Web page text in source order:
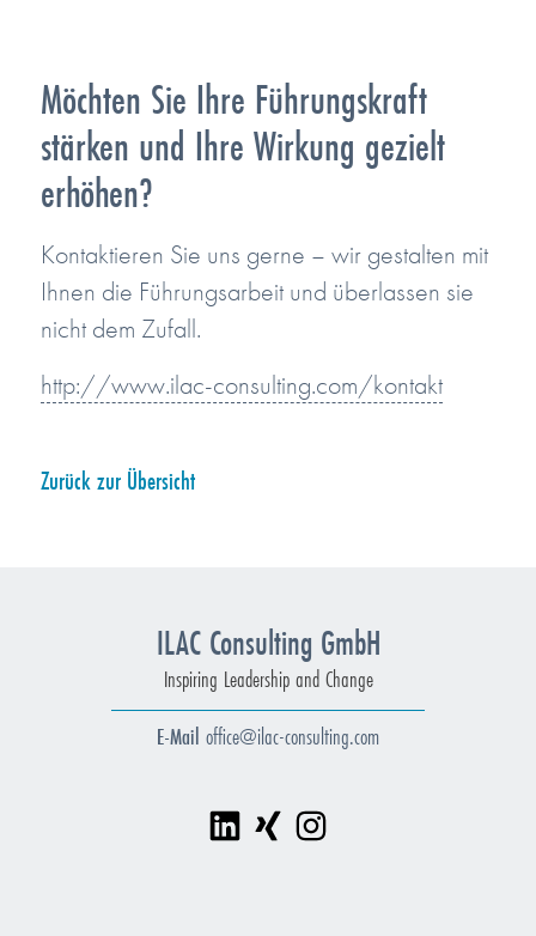
Möchten Sie Ihre Führungskraft
stärken und Ihre Wirkung gezielt
erhöhen?
Kontaktieren Sie uns gerne – wir gestalten mit
Ihnen die Führungsarbeit und überlassen sie
nicht dem Zufall.
http://www.ilac-consulting.com/kontakt
Zurück zur Übersicht
ILAC Consulting GmbH
Inspiring Leadership and Change
E-Mail office@ilac-consulting.com